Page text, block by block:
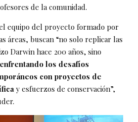
de la comunidad.
equipo del proyecto formado por
áreas, buscan “no solo replicar las
Darwin hace 200 años, sino
enfrentando los desafíos
con proyectos de
y esfuerzos de conservación”,